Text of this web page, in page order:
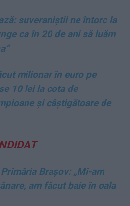
suveraniștii ne întorc la
ca în 20 de ani să luăm
milionar în euro pe
10 lei la cota de
și câștigătoare de
Primăria Brașov: „Mi-am
am făcut baie în oala